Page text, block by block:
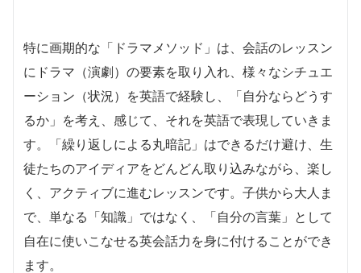
特に画期的な「ドラマメソッド」は、会話のレッスン
にドラマ（演劇）の要素を取り入れ、様々なシチュエ
ーション（状況）を英語で経験し、「自分ならどうす
るか」を考え、感じて、それを英語で表現していきま
す。「繰り返しによる丸暗記」はできるだけ避け、生
徒たちのアイディアをどんどん取り込みながら、楽し
く、アクティブに進むレッスンです。子供から大人ま
で、単なる「知識」ではなく、「自分の言葉」として
自在に使いこなせる英会話力を身に付けることができ
ます。